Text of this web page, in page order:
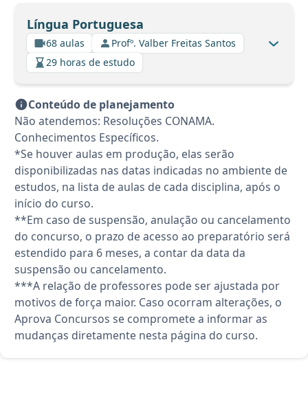
Língua Portuguesa
68 aulas
Profº. Valber Freitas Santos
29 horas de estudo
Conteúdo de planejamento
Não atendemos: Resoluções CONAMA.
Conhecimentos Específicos.
*Se houver aulas em produção, elas serão
disponibilizadas nas datas indicadas no ambiente de
estudos, na lista de aulas de cada disciplina, após o
início do curso.
**Em caso de suspensão, anulação ou cancelamento
do concurso, o prazo de acesso ao preparatório será
estendido para 6 meses, a contar da data da
suspensão ou cancelamento.
***A relação de professores pode ser ajustada por
motivos de força maior. Caso ocorram alterações, o
Aprova Concursos se compromete a informar as
mudanças diretamente nesta página do curso.